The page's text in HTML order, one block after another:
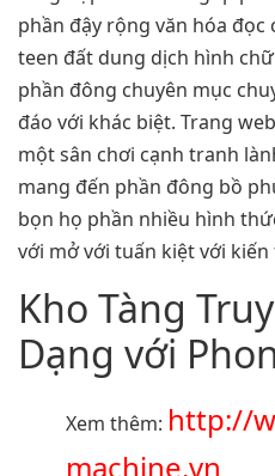
phần đậy rộng văn hóa
teen đất dung dịch hình
phần đông chuyên mục
đáo với khác biệt. Trang
một sân chơi cạnh tranh
mang đến phần đông bồ
bọn họ phần nhiều hình
với mở với tuấn kiệt với kiến
Kho Tàng
Dạng với
Xem thêm: http://
machine.vn